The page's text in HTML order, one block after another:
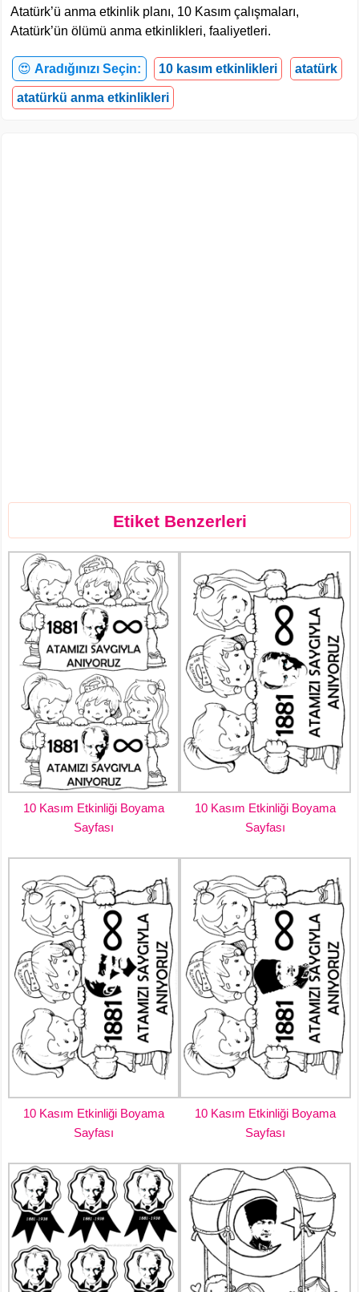
Atatürk’ü anma etkinlik planı, 10 Kasım çalışmaları,
Atatürk’ün ölümü anma etkinlikleri, faaliyetleri.
😍 Aradığınızı Seçin: 10 kasım etkinlikleri atatürk
atatürkü anma etkinlikleri
Etiket Benzerleri
10 Kasım Etkinliği Boyama
Sayfası
10 Kasım Etkinliği Boyama
Sayfası
10 Kasım Etkinliği Boyama
Sayfası
10 Kasım Etkinliği Boyama
Sayfası